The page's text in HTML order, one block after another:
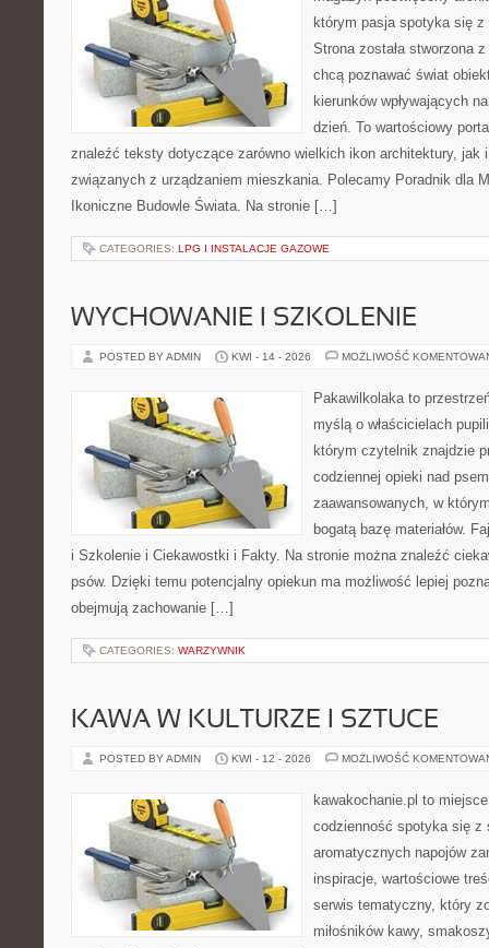
którym pasja spotyka się
Strona została stworzona
chcą poznawać świat
kierunków wpływających
dzień. To wartościowy
znaleźć teksty dotyczące zarówno wielkich ikon architektury, jak
związanych z urządzaniem mieszkania. Polecamy Poradnik dla
Ikoniczne Budowle Świata. Na stronie […]
CATEGORIES: LPG I INSTALACJE GAZOWE
WYCHOWANIE I SZKOLENIE
POSTED BY ADMIN KWI - 14 - 2026 MOŻLIWOŚĆ
Pakawilkolaka to
myślą o właścicielach
którym czytelnik znajdzie
codziennej opieki nad
zaawansowanych, w
bogatą bazę materiałów.
i Szkolenie i Ciekawostki i Fakty. Na stronie można znaleźć
psów. Dzięki temu potencjalny opiekun ma możliwość lepiej
obejmują zachowanie […]
CATEGORIES: WARZYWNIK
KAWA W KULTURZE I SZTUCE
POSTED BY ADMIN KWI - 12 - 2026 MOŻLIWOŚĆ
kawakochanie.pl to
codzienność spotyka się z
aromatycznych napojów
inspiracje, wartościowe
serwis tematyczny, który
miłośników kawy,